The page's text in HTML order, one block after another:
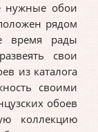
нужные обои
рядом
время рады
свои
из каталога
своими
обоев
коллекцию